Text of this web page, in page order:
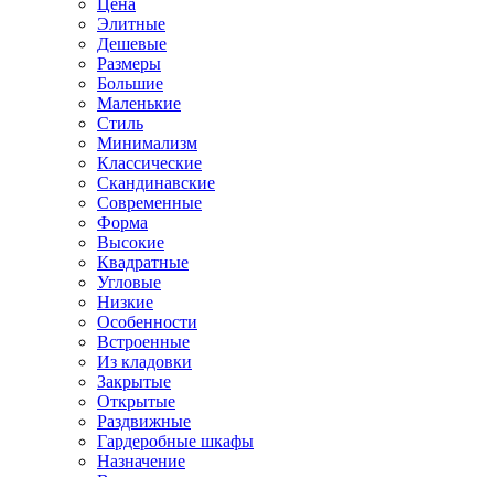
Цена
Элитные
Дешевые
Размеры
Большие
Маленькие
Стиль
Минимализм
Классические
Скандинавские
Современные
Форма
Высокие
Квадратные
Угловые
Низкие
Особенности
Встроенные
Из кладовки
Закрытые
Открытые
Раздвижные
Гардеробные шкафы
Назначение